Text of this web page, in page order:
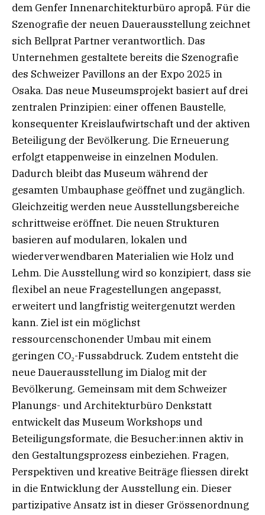
dem Genfer Innenarchitekturbüro apropå. Für die
Szenografie der neuen Dauerausstellung zeichnet
sich Bellprat Partner verantwortlich. Das
Unternehmen gestaltete bereits die Szenografie
des Schweizer Pavillons an der Expo 2025 in
Osaka. Das neue Museumsprojekt basiert auf drei
zentralen Prinzipien: einer offenen Baustelle,
konsequenter Kreislaufwirtschaft und der aktiven
Beteiligung der Bevölkerung. Die Erneuerung
erfolgt etappenweise in einzelnen Modulen.
Dadurch bleibt das Museum während der
gesamten Umbauphase geöffnet und zugänglich.
Gleichzeitig werden neue Ausstellungsbereiche
schrittweise eröffnet. Die neuen Strukturen
basieren auf modularen, lokalen und
wiederverwendbaren Materialien wie Holz und
Lehm. Die Ausstellung wird so konzipiert, dass sie
flexibel an neue Fragestellungen angepasst,
erweitert und langfristig weitergenutzt werden
kann. Ziel ist ein möglichst
ressourcenschonender Umbau mit einem
geringen CO₂-Fussabdruck. Zudem entsteht die
neue Dauerausstellung im Dialog mit der
Bevölkerung. Gemeinsam mit dem Schweizer
Planungs- und Architekturbüro Denkstatt
entwickelt das Museum Workshops und
Beteiligungsformate, die Besucher:innen aktiv in
den Gestaltungsprozess einbeziehen. Fragen,
Perspektiven und kreative Beiträge fliessen direkt
in die Entwicklung der Ausstellung ein. Dieser
partizipative Ansatz ist in dieser Grössenordnung